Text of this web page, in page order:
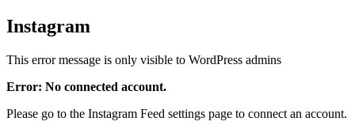
Instagram
This error message is only visible to WordPress admins
Error: No connected account.
Please go to the Instagram Feed settings page to connect an account.